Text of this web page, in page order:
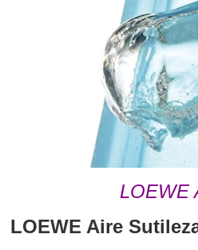
LOEWE
LOEWE Aire